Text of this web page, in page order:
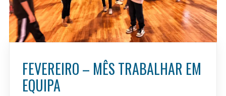
FEVEREIRO – MÊS TRABALHAR EM
EQUIPA